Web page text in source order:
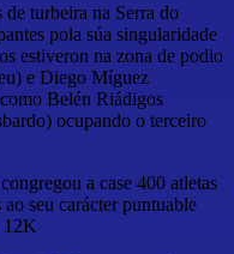
turbeira na Serra do
pola súa singularidade
estiveron na zona de podio
e Diego Míguez
Belén Riádigos
ocupando o terceiro
a case 400 atletas
seu carácter puntuable
12K